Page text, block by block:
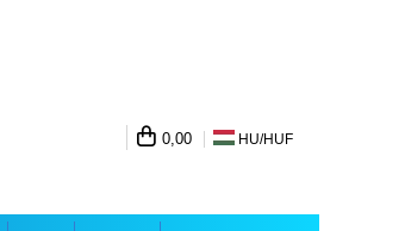
0,00 HU/HUF